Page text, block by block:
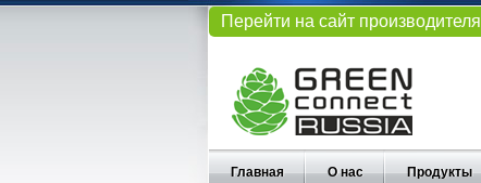
Перейти на сайт производителя
Главная О нас Продукты